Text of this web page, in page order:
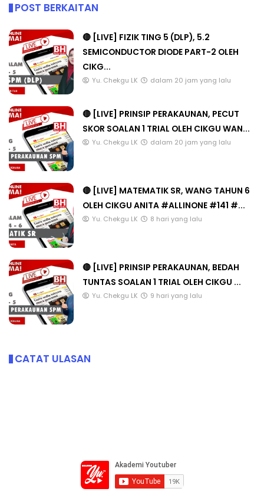
POST BERKAITAN
🔴 [LIVE] FIZIK TING 5 (DLP), 5.2
SEMICONDUCTOR DIODE PART-2 OLEH
CIKG...
Yu. Chekgu LK dalam 20 jam yang lalu
🔴 [LIVE] PRINSIP PERAKAUNAN, PECUT
SKOR SOALAN 1 TRIAL OLEH CIKGU WAN...
Yu. Chekgu LK dalam 20 jam yang lalu
🔴 [LIVE] MATEMATIK SR, WANG TAHUN 6
OLEH CIKGU ANITA #ALLINONE #141 #...
Yu. Chekgu LK 8 hari yang lalu
🔴 [LIVE] PRINSIP PERAKAUNAN, BEDAH
TUNTAS SOALAN 1 TRIAL OLEH CIKGU ...
Yu. Chekgu LK 9 hari yang lalu
CATAT ULASAN